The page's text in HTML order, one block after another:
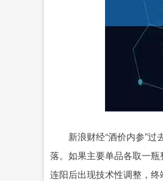
新浪财经“酒价内参”过
落。如果主要单品各取一
连阳后出现技术性调整，终